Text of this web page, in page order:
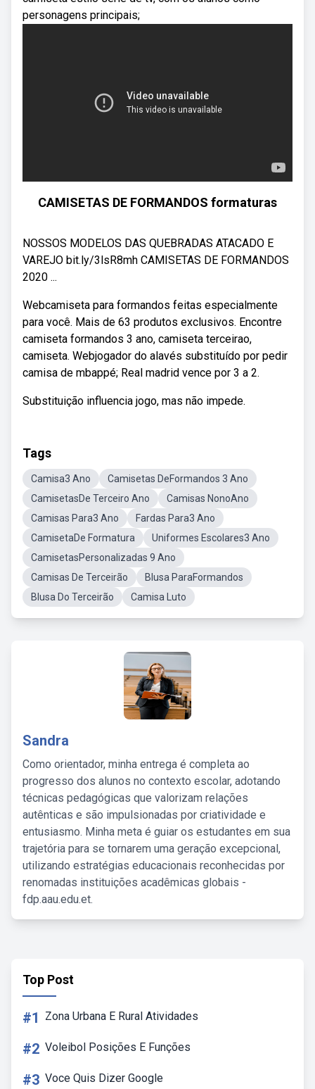
personagens principais;
CAMISETAS DE FORMANDOS formaturas
NOSSOS MODELOS DAS QUEBRADAS ATACADO E
VAREJO bit.ly/3lsR8mh CAMISETAS DE FORMANDOS
2020 ...
Webcamiseta para formandos feitas especialmente
para você. Mais de 63 produtos exclusivos. Encontre
camiseta formandos 3 ano, camiseta terceirao,
camiseta. Webjogador do alavés substituído por pedir
camisa de mbappé; Real madrid vence por 3 a 2.
Substituição influencia jogo, mas não impede.
Tags
Camisa3 Ano
Camisetas DeFormandos 3 Ano
CamisetasDe Terceiro Ano
Camisas NonoAno
Camisas Para3 Ano
Fardas Para3 Ano
CamisetaDe Formatura
Uniformes Escolares3 Ano
CamisetasPersonalizadas 9 Ano
Camisas De Terceirão
Blusa ParaFormandos
Blusa Do Terceirão
Camisa Luto
Sandra
Como orientador, minha entrega é completa ao
progresso dos alunos no contexto escolar, adotando
técnicas pedagógicas que valorizam relações
autênticas e são impulsionadas por criatividade e
entusiasmo. Minha meta é guiar os estudantes em sua
trajetória para se tornarem uma geração excepcional,
utilizando estratégias educacionais reconhecidas por
renomadas instituições acadêmicas globais -
fdp.aau.edu.et.
Top Post
#1 Zona Urbana E Rural Atividades
#2 Voleibol Posições E Funções
#3 Voce Quis Dizer Google